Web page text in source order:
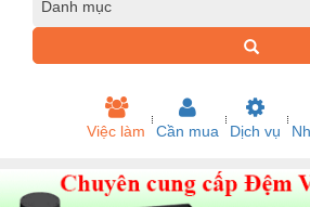
Danh mục
Việc làm Cần mua Dịch vụ